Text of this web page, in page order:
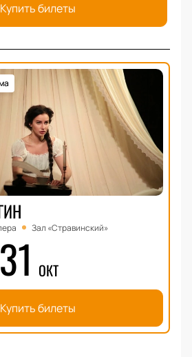
Купить билеты
Зал «Стравинский»
31 ОКТ
Купить билеты